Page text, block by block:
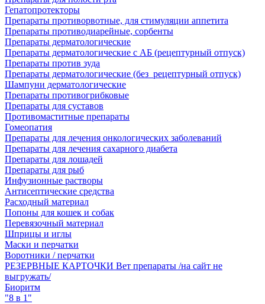
Гепатопротекторы
Препараты противорвотные, для стимуляции аппетита
Препараты противодиарейные, сорбенты
Препараты дерматологические
Препараты дерматологические с АБ (рецептурный отпуск)
Препараты против зуда
Препараты дерматологические (без_рецептурный отпуск)
Шампуни дерматологические
Препараты противогрибковые
Препараты для суставов
Противомаститные препараты
Гомеопатия
Препараты для лечения онкологических заболеваний
Препараты для лечения сахарного диабета
Препараты для лошадей
Препараты для рыб
Инфузионные растворы
Антисептические средства
Расходный материал
Попоны для кошек и собак
Перевязочный материал
Шприцы и иглы
Маски и перчатки
Воротники / перчатки
РЕЗЕРВНЫЕ КАРТОЧКИ Вет препараты /на сайт не
выгружать/
Биоритм
"8 в 1"